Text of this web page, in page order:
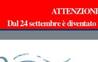
Dal 24 settembre è